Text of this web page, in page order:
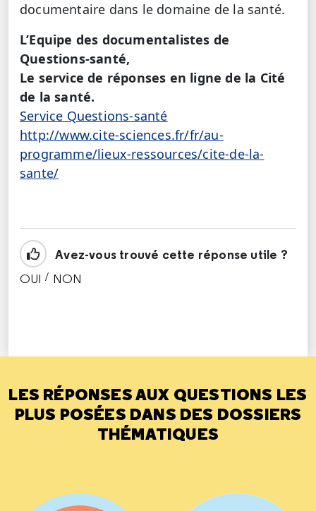
documentaire dans le domaine de la santé.
L’Equipe des documentalistes de
Questions-santé,
Le service de réponses en ligne de la Cité
de la santé.
Service Questions-santé
http://www.cite-sciences.fr/fr/au-
programme/lieux-ressources/cite-de-la-
sante/
Avez-vous trouvé cette réponse utile ?
OUI / NON
LES RÉPONSES AUX QUESTIONS LES
PLUS POSÉES DANS DES DOSSIERS
THÉMATIQUES